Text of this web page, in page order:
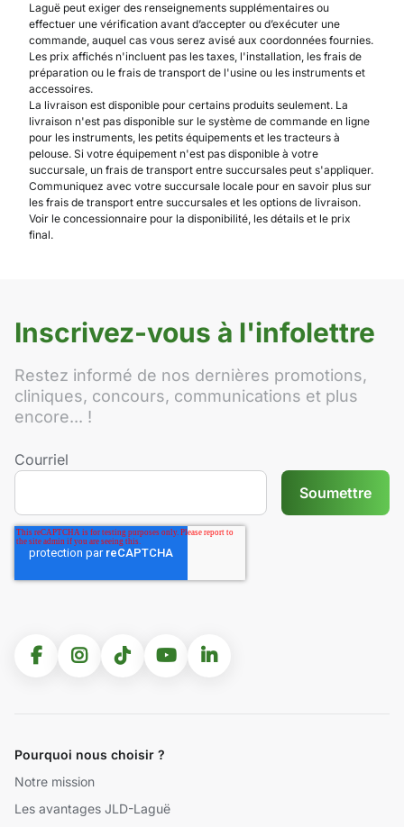
Laguë peut exiger des renseignements supplémentaires ou
effectuer une vérification avant d’accepter ou d’exécuter une
commande, auquel cas vous serez avisé aux coordonnées fournies.
Les prix affichés n'incluent pas les taxes, l'installation, les frais de
préparation ou le frais de transport de l'usine ou les instruments et
accessoires.
La livraison est disponible pour certains produits seulement. La
livraison n'est pas disponible sur le système de commande en ligne
pour les instruments, les petits équipements et les tracteurs à
pelouse. Si votre équipement n'est pas disponible à votre
succursale, un frais de transport entre succursales peut s'appliquer.
Communiquez avec votre succursale locale pour en savoir plus sur
les frais de transport entre succursales et les options de livraison.
Voir le concessionnaire pour la disponibilité, les détails et le prix
final.
Inscrivez-vous à l'infolettre
Restez informé de nos dernières promotions,
cliniques, concours, communications et plus
encore... !
Courriel
Pourquoi nous choisir ?
Notre mission
Les avantages JLD-Laguë